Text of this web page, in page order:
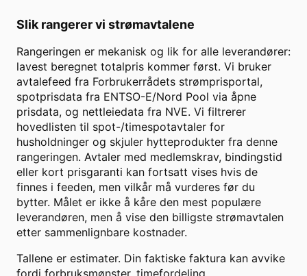
Slik rangerer vi strømavtalene
Rangeringen er mekanisk og lik for alle leverandører:
lavest beregnet totalpris kommer først. Vi bruker
avtalefeed fra Forbrukerrådets strømprisportal,
spotprisdata fra ENTSO-E/Nord Pool via åpne
prisdata, og nettleiedata fra NVE. Vi filtrerer
hovedlisten til spot-/timespotavtaler for
husholdninger og skjuler hytteprodukter fra denne
rangeringen. Avtaler med medlemskrav, bindingstid
eller kort prisgaranti kan fortsatt vises hvis de
finnes i feeden, men vilkår må vurderes før du
bytter. Målet er ikke å kåre den mest populære
leverandøren, men å vise den billigste strømavtalen
etter sammenlignbare kostnader.
Tallene er estimater. Din faktiske faktura kan avvike